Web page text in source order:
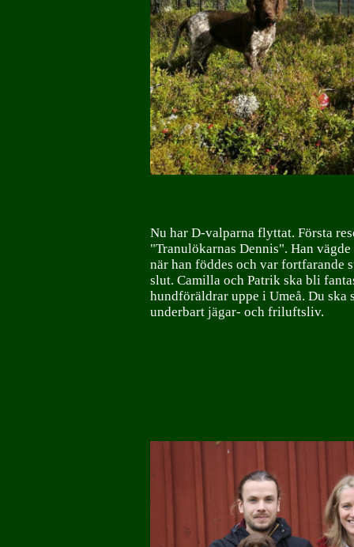
Nu har D-valparna flyttat. Första
"Tranulökarnas Dennis". Han vägde
när han föddes och var fortfarande
slut. Camilla och Patrik ska bli
hundföräldrar uppe i Umeå. Du ska
underbart jägar- och friluftsliv.